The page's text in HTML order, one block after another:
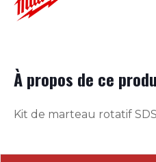
À propos de ce
Kit de marteau rotatif